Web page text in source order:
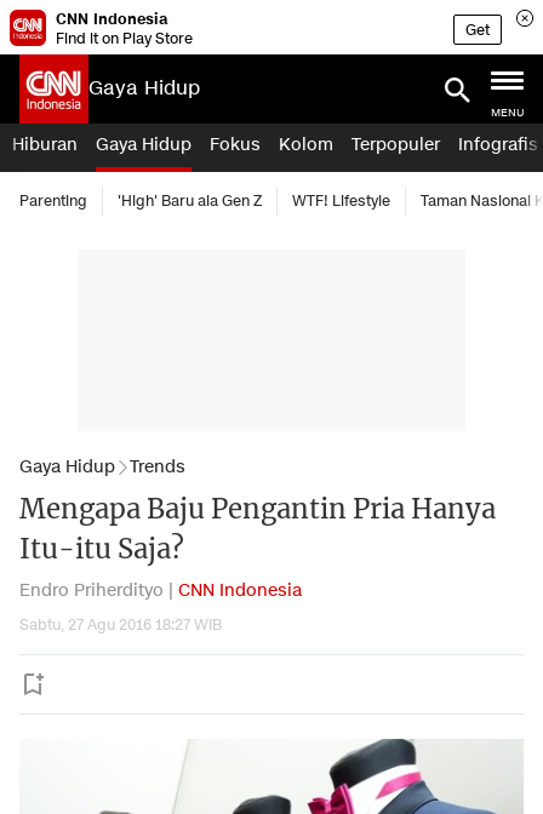
CNN Indonesia
Find it on Play Store
Get
Gaya Hidup
MENU
Hiburan Gaya Hidup Fokus Kolom Terpopuler Infografis
Parenting 'High' Baru ala Gen Z WTF! Lifestyle Taman Nasional
Gaya Hidup Trends
Mengapa Baju Pengantin Pria Hanya
Itu-itu Saja?
Endro Priherdityo | CNN Indonesia
Sabtu, 27 Agu 2016 18:27 WIB